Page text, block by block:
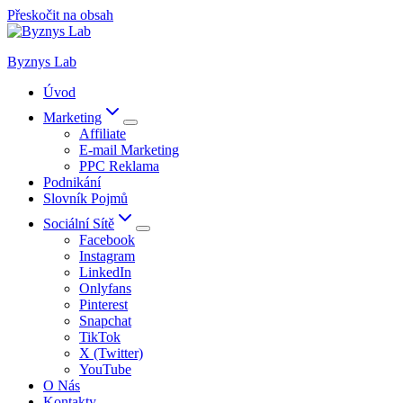
Přeskočit na obsah
Byznys Lab
Úvod
Marketing
Affiliate
E-mail Marketing
PPC Reklama
Podnikání
Slovník Pojmů
Sociální Sítě
Facebook
Instagram
LinkedIn
Onlyfans
Pinterest
Snapchat
TikTok
X (Twitter)
YouTube
O Nás